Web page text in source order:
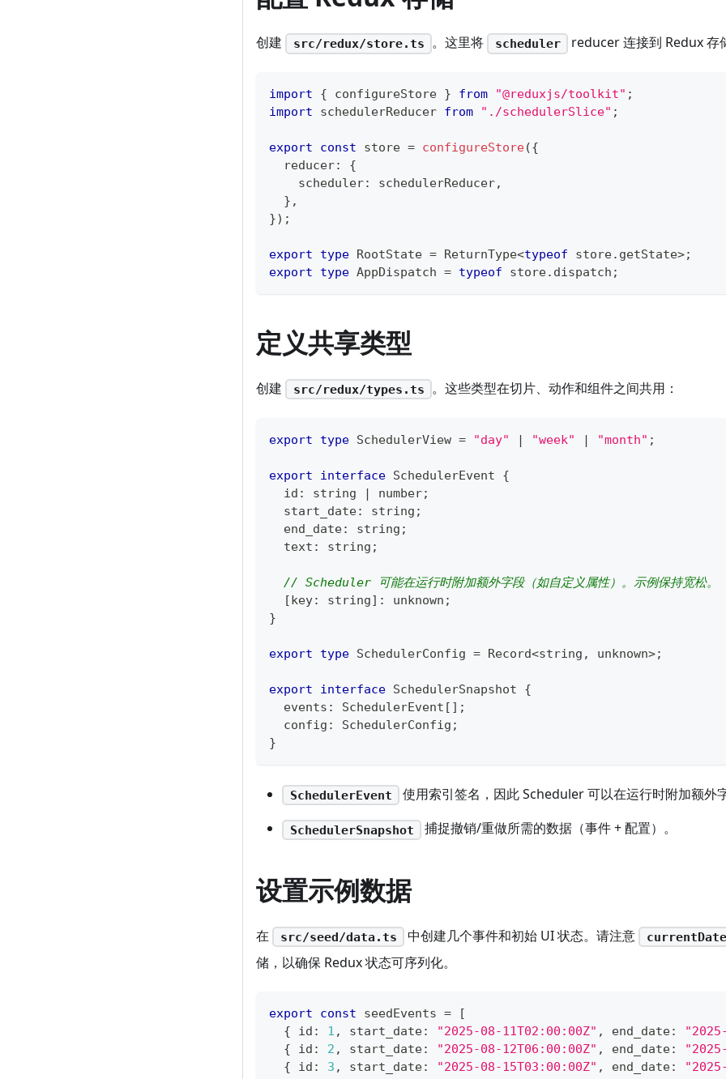
创建 src/redux/store.ts 。这里将 scheduler reducer 连接到 Redux 存
import { configureStore } from "@reduxjs/toolkit" ;
import schedulerReducer from "./schedulerSlice" ;
export const store = configureStore({
  reducer
:
{
    scheduler
: schedulerReducer,
} ,
}) ;
export type RootState = ReturnType<typeof store. getState>;
export
type AppDispatch = typeof store. dispatch ;
定义共享类型
创建 src/redux/types.ts 。这些类型在切片、动作和组件之间共用：
export type SchedulerView = "day" | "week" | "month" ;
export interface SchedulerEvent
{
  id
: string | number;
  start_date
: string ;
  end_date
: string ;
  text
: string ;
// Scheduler 可能在运行时附加额外字段（如自定义属性）。示例保持宽松。
[key: string] : unknown ;
}
export type SchedulerConfig = Record<string , unknown>;
export interface SchedulerSnapshot
{
  events
: SchedulerEvent [ ] ;
  config
: SchedulerConfig ;
}
SchedulerEvent 使用索引签名，因此 Scheduler 可以在运行时附加额外
SchedulerSnapshot 捕捉撤销/重做所需的数据（事件 + 配置）。
设置示例数据
在 src/seed/data.ts 中创建几个事件和初始 UI 状态。请注意 currentDate
储，以确保 Redux 状态可序列化。
export const seedEvents =
[
{ id : 1 , start_date: "2025-08-11T02:00:00Z" , end_date:
{ id : 2 , start_date: "2025-08-12T06:00:00Z" , end_date:
{ id : 3 , start_date: "2025-08-15T03:00:00Z" , end_date: